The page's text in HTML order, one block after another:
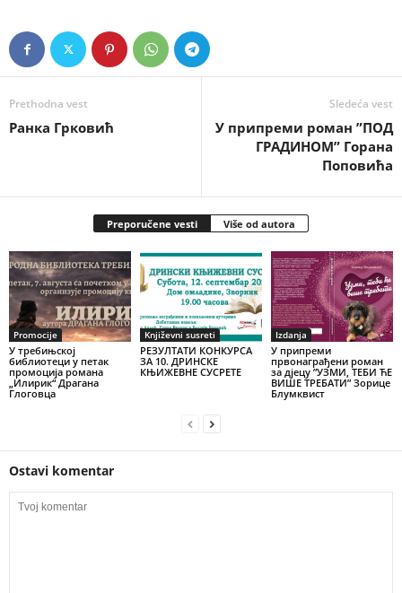
Prethodna vest
Ранка Грковић
Sledeća vest
У припреми роман ”ПОД
ГРАДИНОМ” Горана
Поповића
Preporučene vesti Više od autora
Promocije
У требињској
библиотеци у петак
промоција романа
„Илирик“ Драгана
Глоговца
Književni susreti
РЕЗУЛТАТИ КОНКУРСА
ЗА 10. ДРИНСКЕ
КЊИЖЕВНЕ СУСРЕТЕ
Izdanja
У припреми
првонаграђени роман
за дјецу ”УЗМИ, ТЕБИ ЋЕ
ВИШЕ ТРЕБАТИ” Зорице
Блумквист
Ostavi komentar